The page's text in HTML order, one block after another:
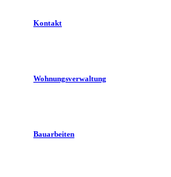
Kontakt
Wohnungsverwaltung
Bauarbeiten